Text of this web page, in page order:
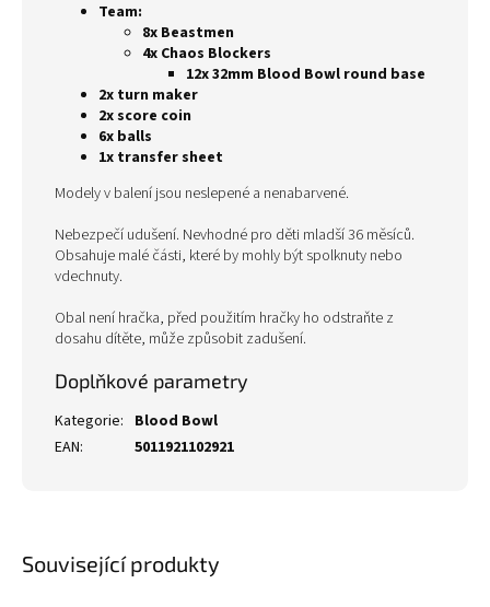
Související produkty
Team:
8x Beastmen
4x Chaos Blockers
12x 32mm Blood Bowl round base
2x turn maker
2x score coin
6x balls
1x transfer sheet
Modely v balení jsou neslepené a nenabarvené.
Nebezpečí udušení. Nevhodné pro děti mladší 36 měsíců.
Obsahuje malé části, které by mohly být spolknuty nebo
vdechnuty.
Obal není hračka, před použitím hračky ho odstraňte z
dosahu dítěte, může způsobit zadušení.
Doplňkové parametry
Kategorie: Blood Bowl
EAN: 5011921102921